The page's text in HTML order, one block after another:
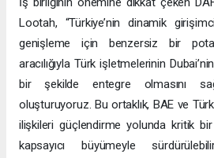
Lootah, “Türkiye’nin dinamik
genişleme için benzersiz bir
aracılığıyla Türk işletmelerinin
bir şekilde entegre olmasını
oluşturuyoruz. Bu ortaklık, BAE ve
ilişkileri güçlendirme yolunda kritik
kapsayıcı büyümeyle